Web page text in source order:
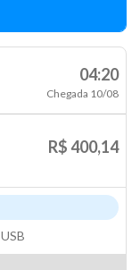
04:20
Chegada 10/08
R$ 400,14
USB